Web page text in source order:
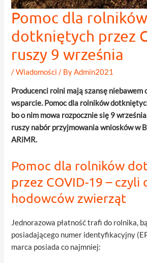
Pomoc dla rolników
dotkniętych przez
ruszy 9 września
/Wiadomości / ByAdmin2021
Producenci rolni mają szansę
wsparcie. Pomoc dla rolników
bo o nim mowa rozpocznie się 9
ruszy nabór przyjmowania wniosków w
ARiMR.
Pomoc dla rolników
przez COVID-19 – czyli
hodowców zwierząt
Jednorazowa płatność trafi do rolnika,
posiadającego numer identyfikacyjny
marca posiada co najmniej: